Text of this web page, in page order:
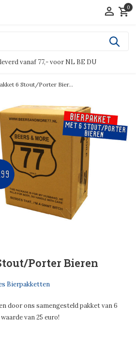
0
vanaf 77,- voor NL BE DU
6 Stout/Porter Bier...
Porter Bieren
Bierpakketten
door ons samengesteld pakket van 6
van 25 euro!